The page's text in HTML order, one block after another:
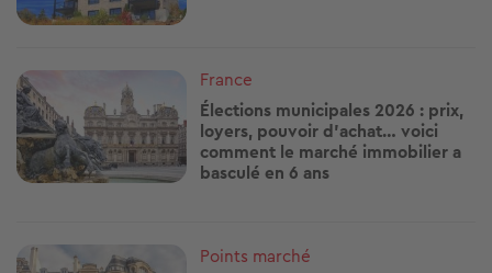
Image
France
Élections municipales 2026 : prix,
loyers, pouvoir d’achat… voici
comment le marché immobilier a
basculé en 6 ans
Image
Points marché